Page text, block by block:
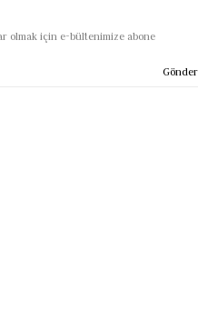
olmak için e-bültenimize abone
Gönder